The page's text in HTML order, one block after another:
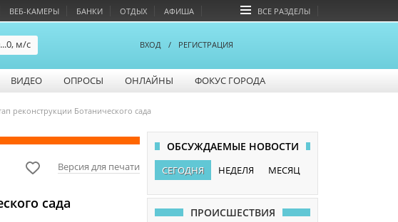
ВЕБ-КАМЕРЫ БАНКИ ОТДЫХ АФИША ВСЕ РАЗДЕЛЫ
м/с
ВХОД / РЕГИСТРАЦИЯ
ВИДЕО ОПРОСЫ ОНЛАЙНЫ ФОКУС ГОРОДА
реконструкции Ботанического сада
Версия для печати
сада
ОБСУЖДАЕМЫЕ НОВОСТИ
СЕГОДНЯ НЕДЕЛЯ МЕСЯЦ
ПРОИСШЕСТВИЯ